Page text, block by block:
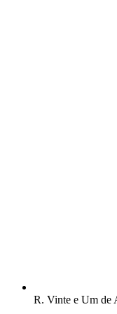
R. Vinte e Um de